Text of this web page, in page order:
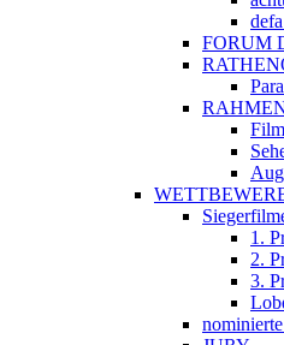
FORUM
1.
2.
3.